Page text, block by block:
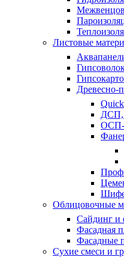
Листовые
Древесно-
Облицовочные
Сайдинг и
Фасадная
Фасадные
Сухие смеси и